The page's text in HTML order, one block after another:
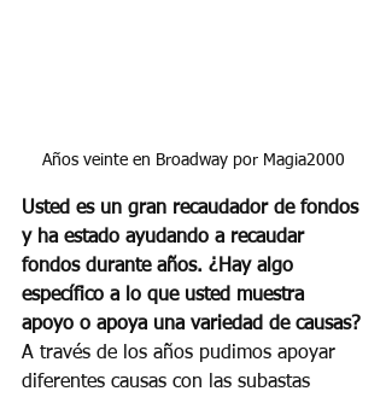
Años veinte en Broadway por Magia2000
Usted es un gran recaudador de fondos
y ha estado ayudando a recaudar
fondos durante años. ¿Hay algo
específico a lo que usted muestra
apoyo o apoya una variedad de causas?
A través de los años pudimos apoyar
diferentes causas con las subastas